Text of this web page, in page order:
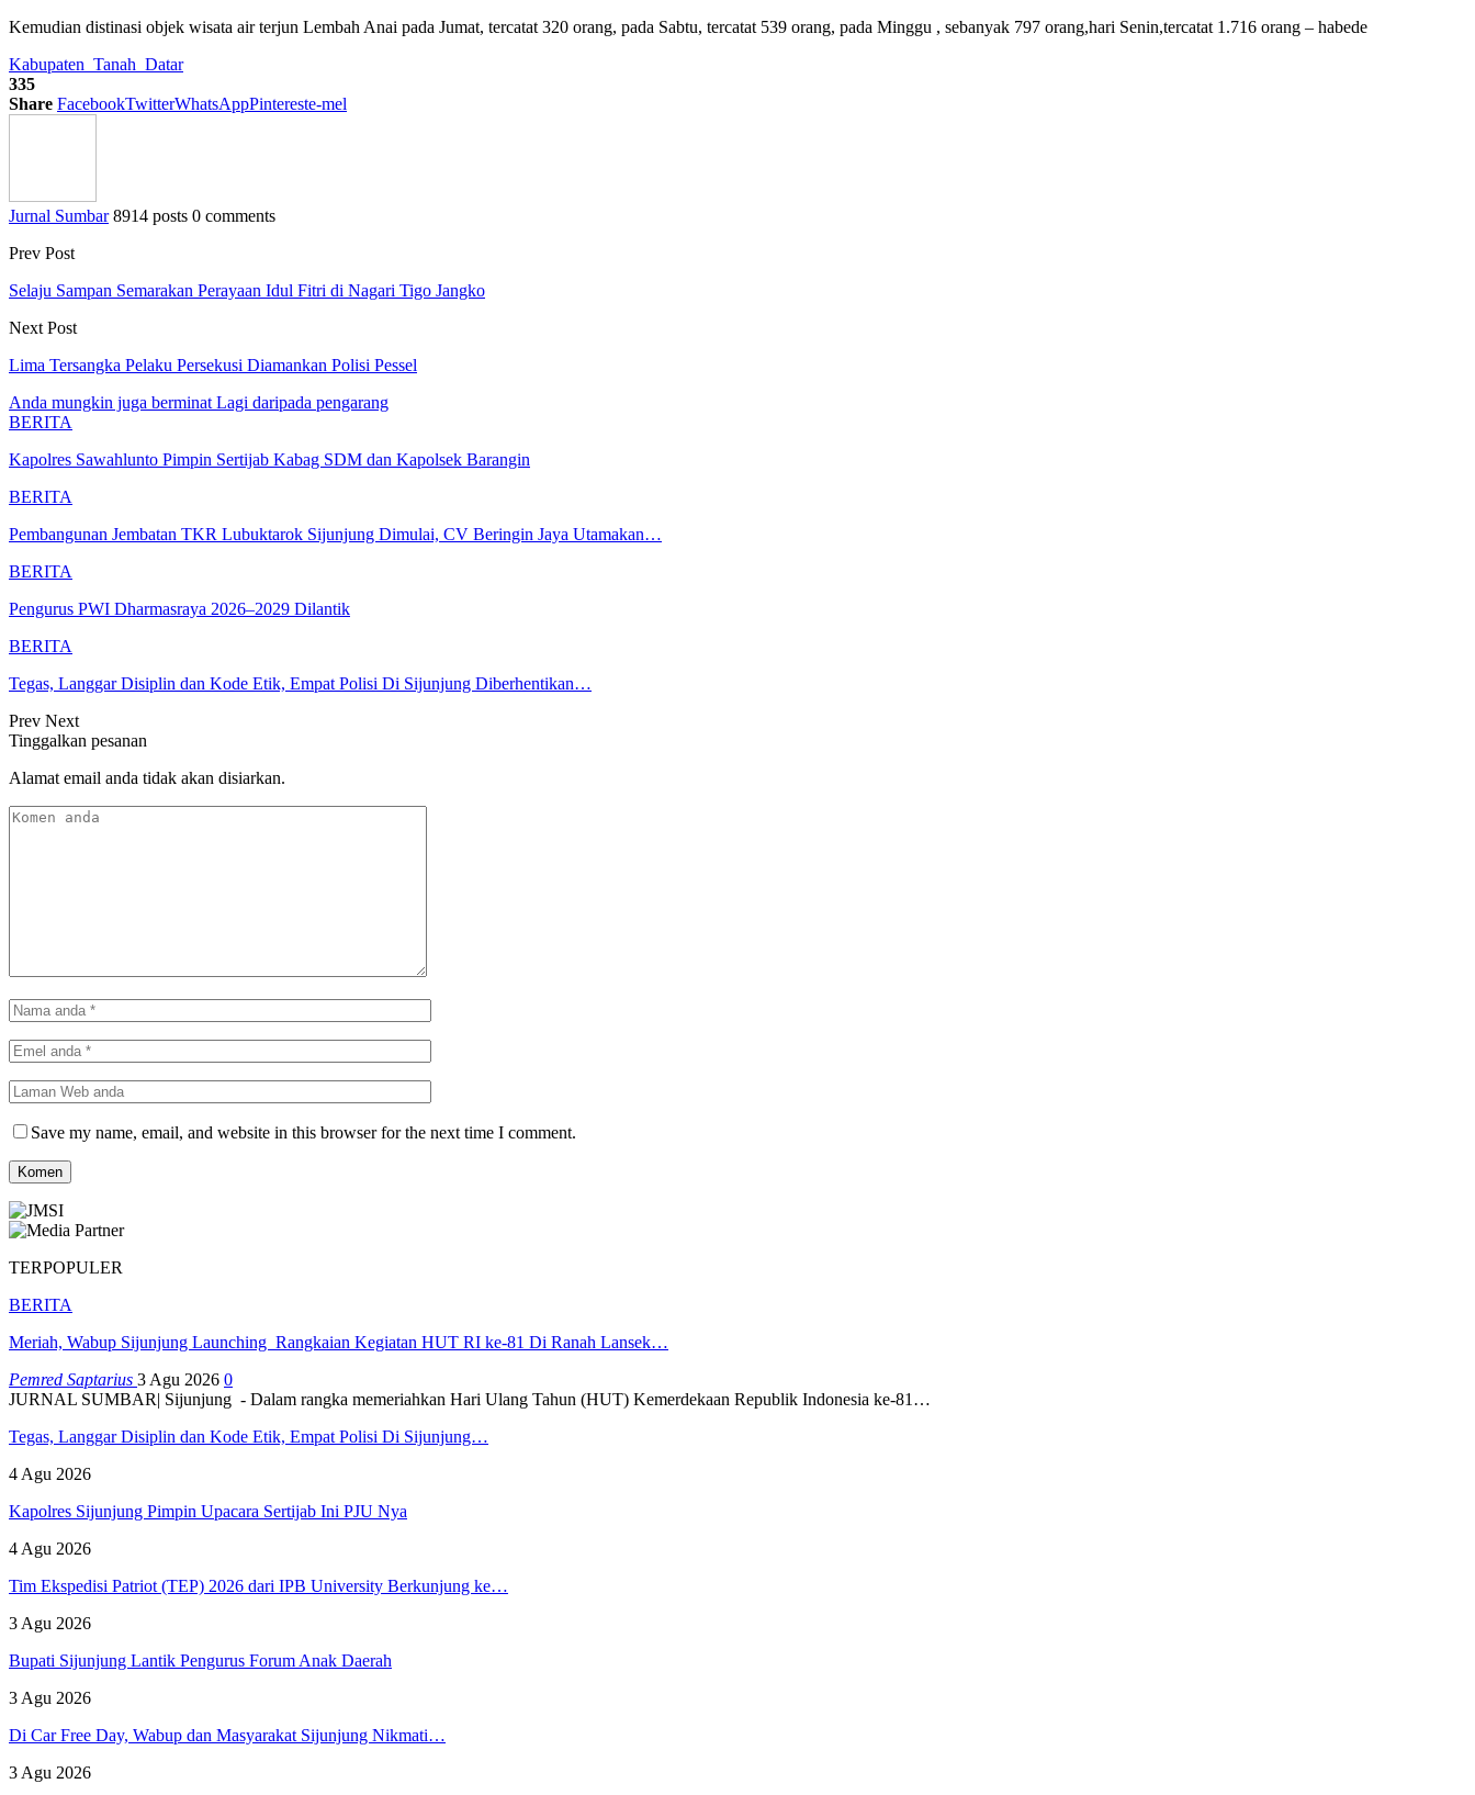
Kemudian distinasi objek wisata air terjun Lembah Anai pada Jumat, tercatat 320 orang, pada Sabtu, tercatat 539 orang, pada Minggu , sebanyak 797 orang,hari Senin,tercatat 1.716 orang – habede
Kabupaten_Tanah_Datar
335
Share FacebookTwitterWhatsAppPintereste-mel
Jurnal Sumbar 8914 posts 0 comments
Prev Post
Selaju Sampan Semarakan Perayaan Idul Fitri di Nagari Tigo Jangko
Next Post
Lima Tersangka Pelaku Persekusi Diamankan Polisi Pessel
Anda mungkin juga berminat Lagi daripada pengarang
BERITA
Kapolres Sawahlunto Pimpin Sertijab Kabag SDM dan Kapolsek Barangin
BERITA
Pembangunan Jembatan TKR Lubuktarok Sijunjung Dimulai, CV Beringin Jaya Utamakan…
BERITA
Pengurus PWI Dharmasraya 2026–2029 Dilantik
BERITA
Tegas, Langgar Disiplin dan Kode Etik, Empat Polisi Di Sijunjung Diberhentikan…
Prev Next
Tinggalkan pesanan
Alamat email anda tidak akan disiarkan.
Save my name, email, and website in this browser for the next time I comment.
TERPOPULER
BERITA
Meriah, Wabup Sijunjung Launching Rangkaian Kegiatan HUT RI ke-81 Di Ranah Lansek…
Pemred Saptarius 3 Agu 2026 0
JURNAL SUMBAR| Sijunjung - Dalam rangka memeriahkan Hari Ulang Tahun (HUT) Kemerdekaan Republik Indonesia ke-81…
Tegas, Langgar Disiplin dan Kode Etik, Empat Polisi Di Sijunjung…
4 Agu 2026
Kapolres Sijunjung Pimpin Upacara Sertijab Ini PJU Nya
4 Agu 2026
Tim Ekspedisi Patriot (TEP) 2026 dari IPB University Berkunjung ke…
3 Agu 2026
Bupati Sijunjung Lantik Pengurus Forum Anak Daerah
3 Agu 2026
Di Car Free Day, Wabup dan Masyarakat Sijunjung Nikmati…
3 Agu 2026